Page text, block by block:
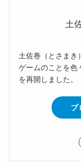
土
土佐巻（とさまき
ゲームのことを色
を再開しました。
プ